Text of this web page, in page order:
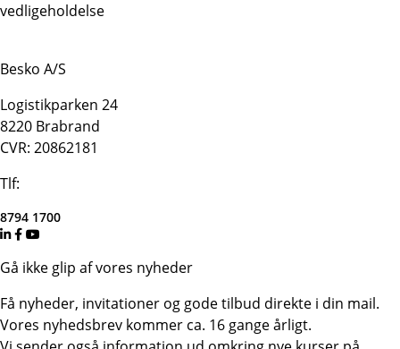
vedligeholdelse
Besko A/S
Logistikparken 24
8220 Brabrand
CVR: 20862181
Tlf:
8794 1700
Gå ikke glip af vores nyheder
Få nyheder, invitationer og gode tilbud direkte i din mail.
Vores nyhedsbrev kommer ca. 16 gange årligt.